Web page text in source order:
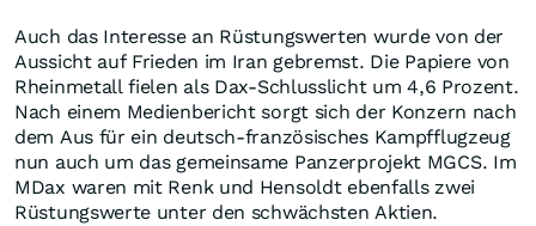
Auch das Interesse an Rüstungswerten wurde von der
Aussicht auf Frieden im Iran gebremst. Die Papiere von
Rheinmetall fielen als Dax-Schlusslicht um 4,6 Prozent.
Nach einem Medienbericht sorgt sich der Konzern nach
dem Aus für ein deutsch-französisches Kampfflugzeug
nun auch um das gemeinsame Panzerprojekt MGCS. Im
MDax waren mit Renk und Hensoldt ebenfalls zwei
Rüstungswerte unter den schwächsten Aktien.